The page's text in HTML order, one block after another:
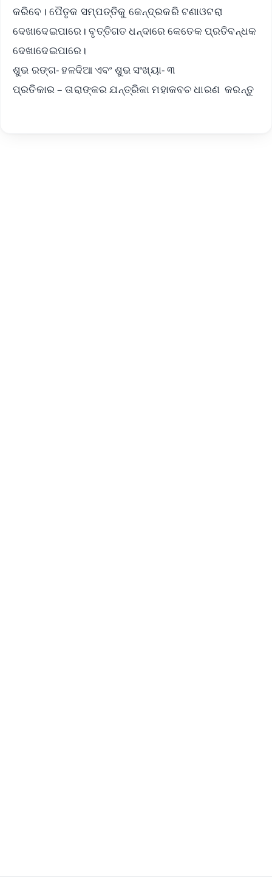
କରିବେ। ପୈତୃକ ସମ୍ପତ୍ତିକୁ କେନ୍ଦ୍ରକରି ଟଣାଓଟରା
ଦେଖାଦେଇପାରେ। ବୃତ୍ତିଗତ ଧନ୍ଦାରେ କେତେକ ପ୍ରତିବନ୍ଧକ
ଦେଖାଦେଇପାରେ।
ଶୁଭ ରଙ୍ଗ- ହଳଦିଆ ଏବଂ ଶୁଭ ସଂଖ୍ୟା- ୩
ପ୍ରତିକାର – ତାରାଙ୍କର ଯନ୍ତ୍ରିକା ମହାକବଚ ଧାରଣ କରନ୍ତୁ